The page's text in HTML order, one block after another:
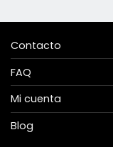
Contacto
FAQ
Mi cuenta
Blog